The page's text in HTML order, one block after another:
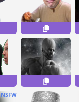
NSFW